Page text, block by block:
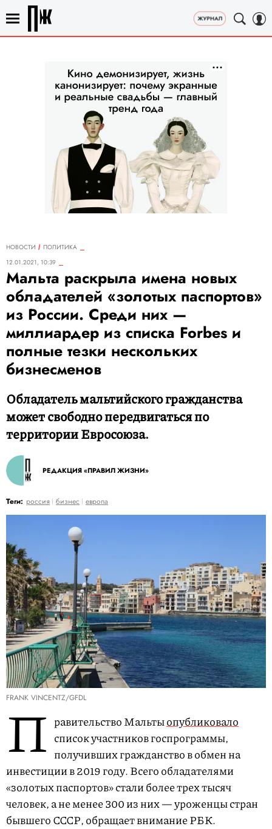
НОВОСТИ
ПОЛИТИКА
12.01.2021, 10:39
Мальта раскрыла имена новых
обладателей «золотых паспортов»
из России. Среди них —
миллиардер из списка Forbes и
полные тезки нескольких
бизнесменов
Обладатель мальтийского гражданства
может свободно передвигаться по
территории Евросоюза.
РЕДАКЦИЯ «ПРАВИЛ ЖИЗНИ»
Теги: россия бизнес европа
FRANK VINCENTZ/GFDL
П равительство Мальтыопубликовало
список участников госпрограммы,
получивших гражданство в обмен на
инвестиции в 2019 году. Всего обладателями
«золотых паспортов» стали более трех тысяч
человек, а не менее 300 из них — уроженцы стран
бывшего СССР, обращает внимание РБК.